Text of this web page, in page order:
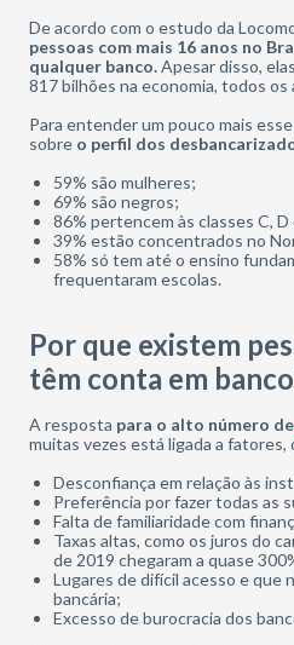
De acordo com o estudo da
pessoas com mais 16 anos no
qualquer banco.Apesar disso,
817 bilhões na economia, todos os
Para entender um pouco mais
sobre o perfil dos
59% são mulheres;
69% são negros;
86% pertencem às classes C, D
39% estão concentrados no
58% só tem até o ensino
frequentaram escolas.
Por que existem
têm conta em
A resposta para o alto número de
muitas vezes está ligada a fatores,
Desconfiança em relação às
Preferência por fazer todas as
Falta de familiaridade com
Taxas altas, como os juros do
de 2019 chegaram a quase
Lugares de difícil acesso e que
bancária;
Excesso de burocracia dos